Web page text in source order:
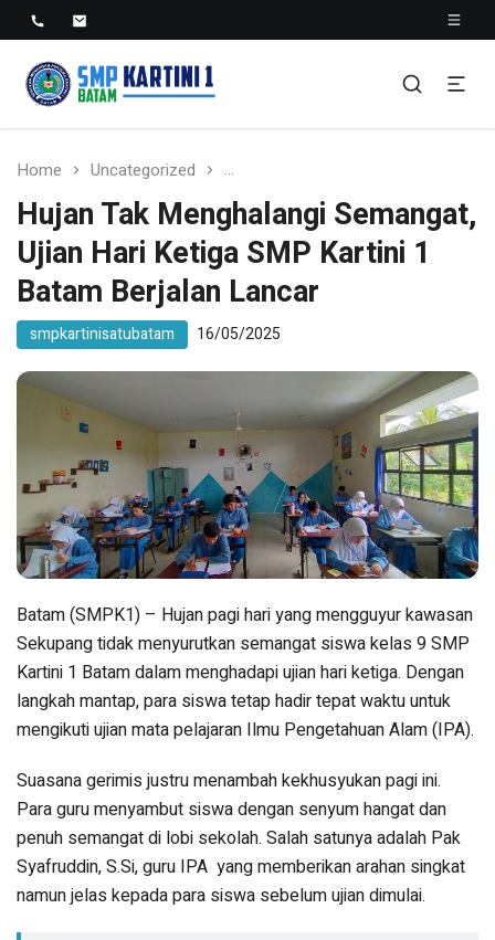
Home Uncategorized Hujan Tak Menghalangi
Hujan Tak Menghalangi Semangat,
Ujian Hari Ketiga SMP Kartini 1
Batam Berjalan Lancar
smpkartinisatubatam 16/05/2025
Batam (SMPK1) – Hujan pagi hari yang mengguyur kawasan
Sekupang tidak menyurutkan semangat siswa kelas 9 SMP
Kartini 1 Batam dalam menghadapi ujian hari ketiga. Dengan
langkah mantap, para siswa tetap hadir tepat waktu untuk
mengikuti ujian mata pelajaran Ilmu Pengetahuan Alam (IPA).
Suasana gerimis justru menambah kekhusyukan pagi ini.
Para guru menyambut siswa dengan senyum hangat dan
penuh semangat di lobi sekolah. Salah satunya adalah Pak
Syafruddin, S.Si, guru IPA yang memberikan arahan singkat
namun jelas kepada para siswa sebelum ujian dimulai.